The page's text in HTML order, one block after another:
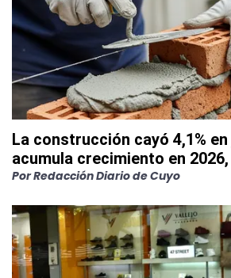
La construcción cayó 4,1%
acumula crecimiento en
PorRedacción Diario de Cuyo